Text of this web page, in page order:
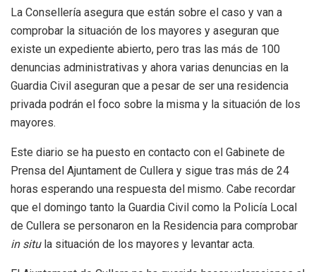
La Consellería asegura que están sobre el caso y van a
comprobar la situación de los mayores y aseguran que
existe un expediente abierto, pero tras las más de 100
denuncias administrativas y ahora varias denuncias en la
Guardia Civil aseguran que a pesar de ser una residencia
privada podrán el foco sobre la misma y la situación de los
mayores.
Este diario se ha puesto en contacto con el Gabinete de
Prensa del Ajuntament de Cullera y sigue tras más de 24
horas esperando una respuesta del mismo. Cabe recordar
que el domingo tanto la Guardia Civil como la Policía Local
de Cullera se personaron en la Residencia para comprobar
in situla situación de los mayores y levantar acta.